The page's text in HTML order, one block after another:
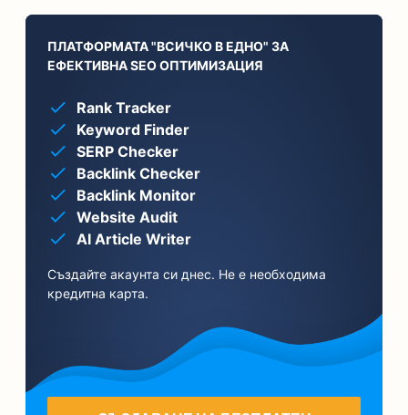
ПЛАТФОРМАТА "ВСИЧКО В ЕДНО" ЗА
ЕФЕКТИВНА SEO ОПТИМИЗАЦИЯ
Rank Tracker
Keyword Finder
SERP Checker
Backlink Checker
Backlink Monitor
Website Audit
AI Article Writer
Създайте акаунта си днес. Не е необходима
кредитна карта.